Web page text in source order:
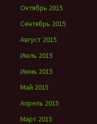
Октябрь 2015
Сентябрь 2015
Август 2015
Июль 2015
Июнь 2015
Май 2015
Апрель 2015
Март 2015